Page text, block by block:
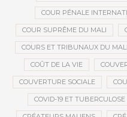
COUR PÉNALE
COUR SUPRÊME DU MALI
COURS ET TRIBUNAUX DU MALI
COÛT DE LA VIE
COUVERTURE SOCIALE
COVID-19 ET TUBERCULOSE